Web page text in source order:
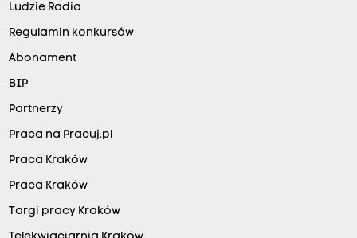
Ludzie Radia
Regulamin konkursów
Abonament
BIP
Partnerzy
Praca na Pracuj.pl
Praca Kraków
Praca Kraków
Targi pracy Kraków